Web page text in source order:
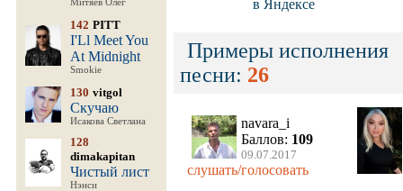
Митяев Олег
142 PITT
I'Ll Meet You
At Midnight
Smokie
130 vitgol
Скучаю
Исакова Светлана
128
dimakapitan
Чистый лист
Нэнси
в Яндексе
Примеры исполнения
песни: 26
navara_i
Баллов: 109
09.07.2017
слушать/голосовать